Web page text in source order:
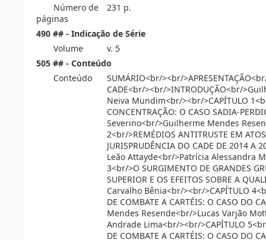
Número de
páginas
231 p.
490 ## - Indicação de Série
Volume
v. 5
505 ## - Conteúdo
Conteúdo
SUMÁRIO<br/><br/
CADE<br/><br/>INTRODUÇÃO<br/
Neiva Mundim<br/><br/>CAPÍTULO
CONCENTRAÇÃO: O CASO SADIA-
Severino<br/>Guilherme Mendes
2<br/>REMÉDIOS ANTITRUSTE EM
JURISPRUDÊNCIA DO CADE DE 2014
Leão Attayde<br/>Patrícia Alessandra
3<br/>O SURGIMENTO DE GRANDES
SUPERIOR E OS EFEITOS SOBRE A
Carvalho Bênia<br/><br/>CAPÍTULO
DE COMBATE A CARTÉIS: O CASO DO
Mendes Resende<br/>Lucas Varjão
Andrade Lima<br/><br/>CAPÍTULO
DE COMBATE A CARTÉIS: O CASO DO